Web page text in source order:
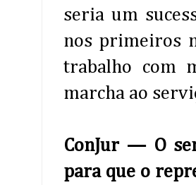
seria um
nos primeiros
trabalho com
marcha ao
ConJur — O
para que o